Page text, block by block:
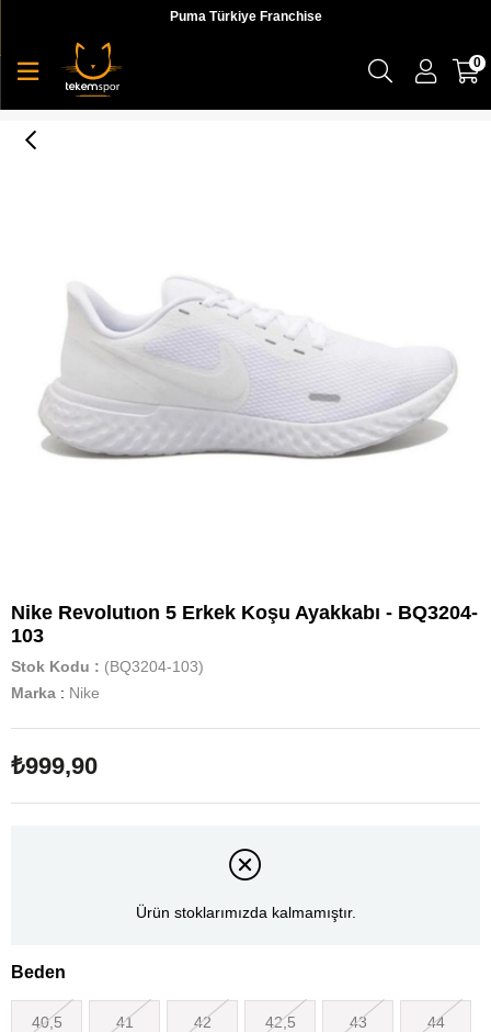
Puma Türkiye Franchise
0
Nike Revolutıon 5 Erkek Koşu Ayakkabı - BQ3204-
103
Stok Kodu
(BQ3204-103)
Marka : Nike
₺999,90
Ürün stoklarımızda kalmamıştır.
Beden
40,5 41 42 42,5 43 44